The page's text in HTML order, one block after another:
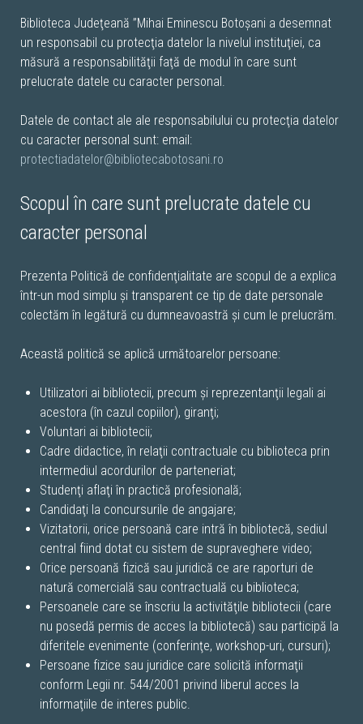
Biblioteca Judeţeană ”Mihai Eminescu Botoșani a desemnat
un responsabil cu protecţia datelor la nivelul instituţiei, ca
măsură a responsabilităţii faţă de modul în care sunt
prelucrate datele cu caracter personal.
Datele de contact ale ale responsabilului cu protecţia datelor
cu caracter personal sunt: email:
protectiadatelor@bibliotecabotosani.ro
Scopul în care sunt prelucrate datele cu
caracter personal
Prezenta Politică de confidenţialitate are scopul de a explica
într-un mod simplu şi transparent ce tip de date personale
colectăm în legătură cu dumneavoastră şi cum le prelucrăm.
Această politică se aplică următoarelor persoane:
Utilizatori ai bibliotecii, precum şi reprezentanţii legali ai
acestora (în cazul copiilor), giranţi;
Voluntari ai bibliotecii;
Cadre didactice, în relaţii contractuale cu biblioteca prin
intermediul acordurilor de parteneriat;
Studenţi aflaţi în practică profesională;
Candidaţi la concursurile de angajare;
Vizitatorii, orice persoană care intră în bibliotecă, sediul
central fiind dotat cu sistem de supraveghere video;
Orice persoană fizică sau juridică ce are raporturi de
natură comercială sau contractuală cu biblioteca;
Persoanele care se înscriu la activităţile bibliotecii (care
nu posedă permis de acces la bibliotecă) sau participă la
diferitele evenimente (conferinţe, workshop-uri, cursuri);
Persoane fizice sau juridice care solicită informaţii
conform Legii nr. 544/2001 privind liberul acces la
informaţiile de interes public.